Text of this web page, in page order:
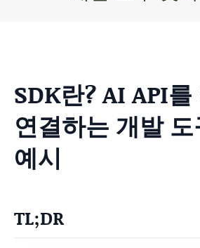
SDK란? AI API를
연결하는 개발
예시
TL;DR